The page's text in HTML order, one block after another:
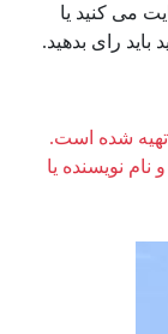
می کنید یا
رای بدهید.
تهیه شده است.
نام نویسنده یا